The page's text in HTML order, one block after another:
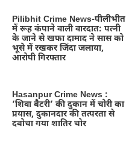
Pilibhit Crime News-पीलीभीत
में रूह कंपाने वाली वारदात: पत्नी
के जाने से खफा दामाद ने सास को
भूसे में रखकर जिंदा जलाया,
आरोपी गिरफ्तार
Hasanpur Crime News :
‘शिवा बैटरी’ की दुकान में चोरी का
प्रयास, दुकानदार की तत्परता से
दबोचा गया शातिर चोर